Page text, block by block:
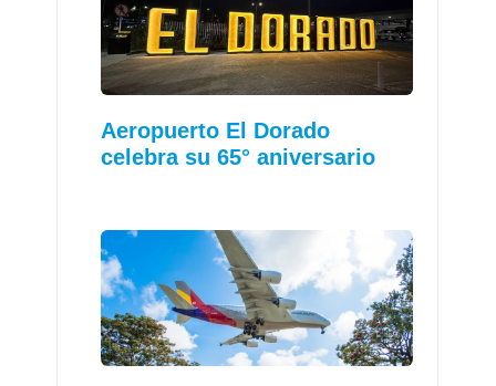
Aeropuerto El Dorado
celebra su 65° aniversario